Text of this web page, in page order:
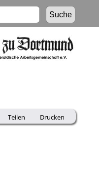
Teilen Drucken